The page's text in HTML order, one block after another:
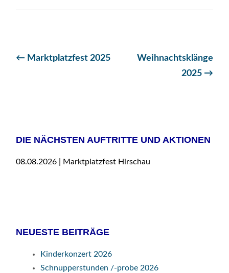
Beitragsnavigation
← Marktplatzfest 2025
Weihnachtsklänge
2025 →
DIE NÄCHSTEN AUFTRITTE UND AKTIONEN
08.08.2026 | Marktplatzfest Hirschau
NEUESTE BEITRÄGE
Kinderkonzert 2026
Schnupperstunden /-probe 2026